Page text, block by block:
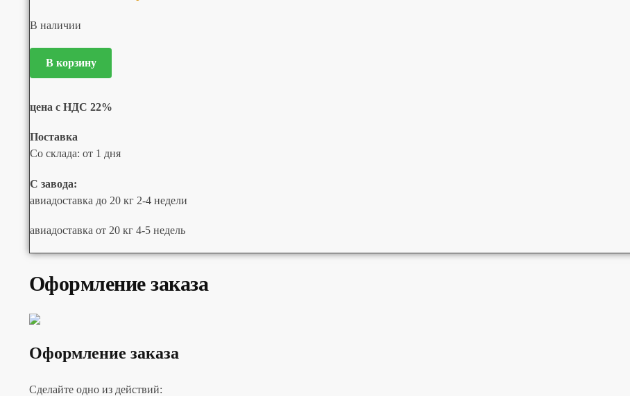
В наличии
В корзину
цена с НДС 22%
Поставка
Со склада: от 1 дня
С завода:
авиадоставка до 20 кг 2-4 недели
авиадоставка от 20 кг 4-5 недель
Оформление заказа
Оформление заказа
Сделайте одно из действий: